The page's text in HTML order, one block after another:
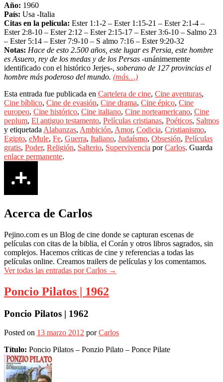
Año: 1960
País: Usa -Italia
Citas en la película: Ester 1:1-2 – Ester 1:15-21 – Ester 2:1-4 –
Ester 2:8-10 – Ester 2:12 – Ester 2:15-17 – Ester 3:6-10 – Salmo 23
– Ester 5:14 – Ester 7:9-10 – S almo 7:16 – Ester 9:20-32
Notas: Hace de esto 2.500 años, este lugar es Persia, este hombre
es Asuero, rey de los medas y de los Persas -unánimemente
identificado con el histórico Jerjes-, soberano de 127 provincias el
hombre más poderoso del mundo. (más…)
Esta entrada fue publicada en Cartelera de cine, Cine aventuras,
Cine bíblico, Cine de evasión, Cine drama, Cine épico, Cine
europeo, Cine histórico, Cine italiano, Cine norteamericano, Cine
peplum, El antiguo testamento, Películas cristianas, Poéticos, Salmos
y etiquetada Alabanzas, Ambición, Amor, Codicia, Cristianismo,
Egipto, eMule, Fe, Guerra, Italiano, Judaísmo, Obsesión, Películas
gratis, Poder, Religión, Salterio, Supervivencia porCarlos. Guarda
enlace permanente.
Acerca de Carlos
Pejino.com es un Blog de cine donde se capturan escenas de
películas con citas de la biblia, el Corán y otros libros sagrados, sin
complejos. Hacemos críticas de cine y referencias a todas las
películas online. Creamos trailers de películas y los comentamos.
Ver todas las entradas por Carlos →
Poncio Pilatos | 1962
Poncio Pilatos | 1962
Posted on 13 marzo 2012 porCarlos
Título: Poncio Pilatos – Ponzio Pilato – Ponce Pilate